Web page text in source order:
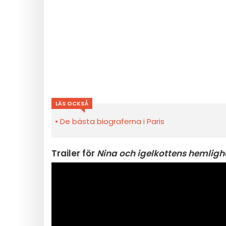
LÄS OCKSÅ
De bästa biograferna i Paris
Trailer för Nina och igelkottens